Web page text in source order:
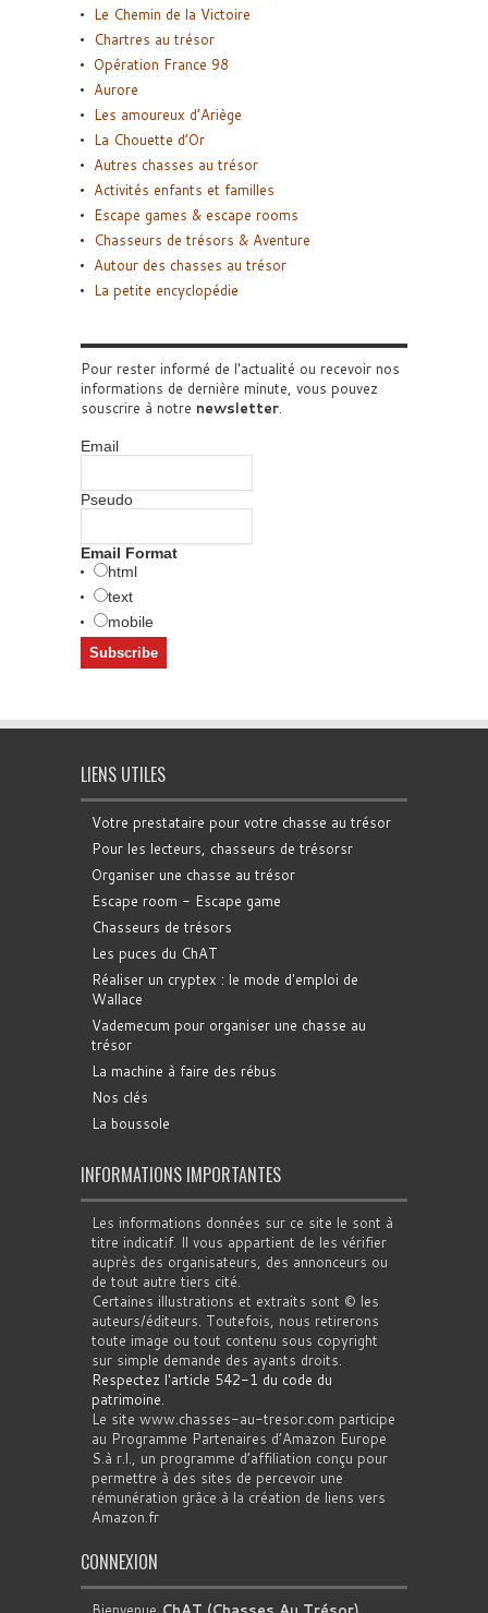
Le Chemin de la Victoire
Chartres au trésor
Opération France 98
Aurore
Les amoureux d’Ariège
La Chouette d’Or
Autres chasses au trésor
Activités enfants et familles
Escape games & escape rooms
Chasseurs de trésors & Aventure
Autour des chasses au trésor
La petite encyclopédie
Pour rester informé de l'actualité ou recevoir nos
informations de dernière minute, vous pouvez
souscrire à notre newsletter
Email
Pseudo
Email Format
html
text
mobile
LIENS UTILES
Votre prestataire pour votre chasse au trésor
Pour les lecteurs, chasseurs de trésorsr
Organiser une chasse au trésor
Escape room - Escape game
Chasseurs de trésors
Les puces du ChAT
Réaliser un cryptex : le mode d'emploi de
Wallace
Vademecum pour organiser une chasse au
trésor
La machine à faire des rébus
Nos clés
La boussole
INFORMATIONS IMPORTANTES
Les informations données sur ce site le sont à
titre indicatif. Il vous appartient de les vérifier
auprès des organisateurs, des annonceurs ou
de tout autre tiers cité.
Certaines illustrations et extraits sont © les
auteurs/éditeurs. Toutefois, nous retirerons
toute image ou tout contenu sous copyright
sur simple demande des ayants droits.
Respectez l'article 542-1 du code du
patrimoine
Le site www.chasses-au-tresor.com participe
au Programme Partenaires d’Amazon Europe
S.à r.l., un programme d’affiliation conçu pour
permettre à des sites de percevoir une
rémunération grâce à la création de liens vers
Amazon.fr
CONNEXION